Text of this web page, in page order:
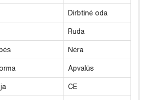
Dirbtinė oda
Ruda
Nėra
Apvalūs
CE